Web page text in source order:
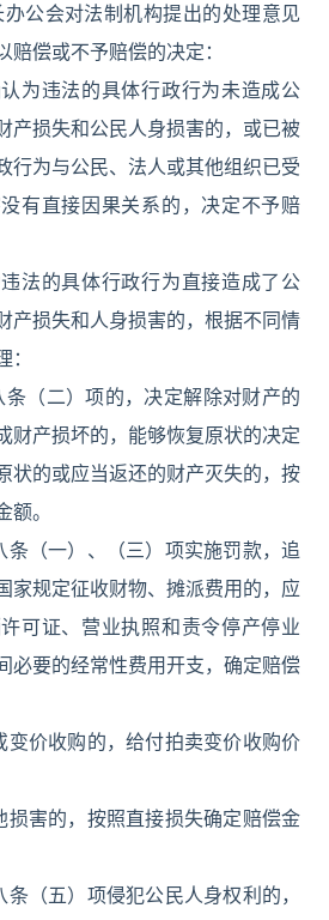
公会对法制机构提出的处理意见
偿或不予赔偿的决定：
认为违法的具体行政行为未造成公
产损失和公民人身损害的，或已被
行为与公民、法人或其他组织已受
有直接因果关系的，决定不予赔
违法的具体行政行为直接造成了公
产损失和人身损害的，根据不同情
条（二）项的，决定解除对财产的
财产损坏的，能够恢复原状的决定
状的或应当返还的财产灭失的，按
。
条（一）、（三）项实施罚款，追
家规定征收财物、摊派费用的，应
可证、营业执照和责令停产停业
必要的经常性费用开支，确定赔偿
变价收购的，给付拍卖变价收购价
损害的，按照直接损失确定赔偿金
条（五）项侵犯公民人身权利的，